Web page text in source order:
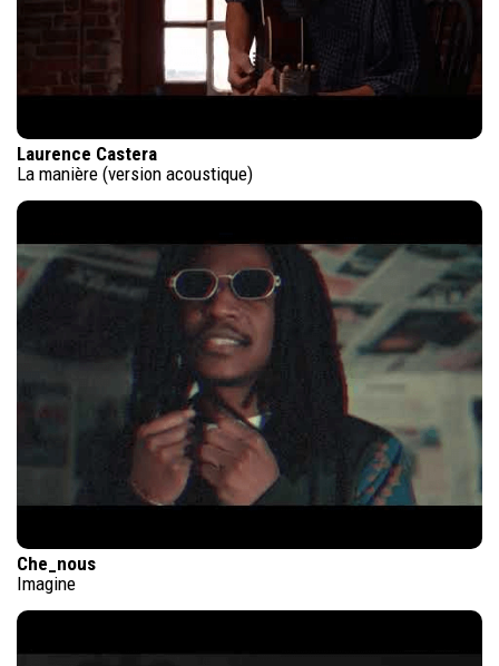
Laurence Castera
La manière (version acoustique)
Che_nous
Imagine